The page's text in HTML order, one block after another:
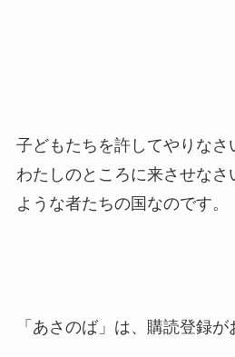
子どもたちを許してやりなさ
わたしのところに来させなさ
ような者たちの国なのです。
「あさのば」は、購読登録が